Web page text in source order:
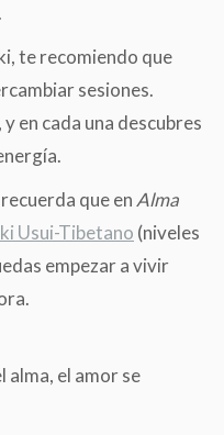
te recomiendo que
sesiones.
en cada una descubres
que en Alma
Usui-Tibetano (niveles
empezar a vivir
alma, el amor se